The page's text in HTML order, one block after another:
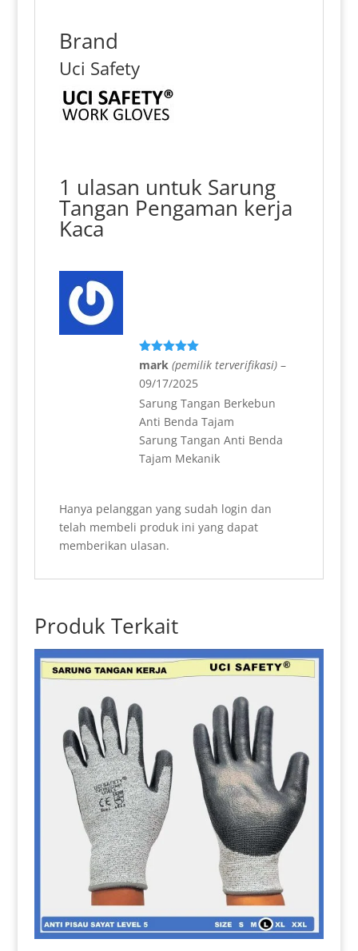
Brand
Uci Safety
1 ulasan untuk Sarung
Tangan Pengaman kerja
Kaca
Dinilai5
mark (pemilik terverifikasi) –
09/17/2025
Sarung Tangan Berkebun
Anti Benda Tajam
Sarung Tangan Anti Benda
Tajam Mekanik
Hanya pelanggan yang sudah login dan
telah membeli produk ini yang dapat
memberikan ulasan.
Produk Terkait